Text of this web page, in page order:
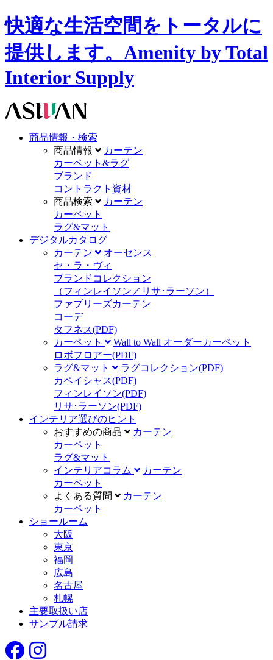
快適な生活空間をトータルに
提供します。Amenity by Total
Interior Supply
商品情報・検索
商品情報
カーテン
カーペット&ラグ
ブランド
コントラクト資材
商品検索
カーテン
カーペット
ラグ&マット
デジタルカタログ
カーテン
オーセンス
セ・ラ・ヴィ
ブランドコレクション
（フィンレイソン／リサ･ラーソン）
ファブリーズカーテン
コーデ
タフネス(PDF)
カーペット
Wall to Wall オーダーカーペット
ロボフロアー(PDF)
ラグ&マット
ラグコレクション(PDF)
カペイシャス(PDF)
フィンレイソン(PDF)
リサ･ラーソン(PDF)
インテリア選びのヒント
おすすめの商品
カーテン
カーペット
ラグ&マット
インテリアコラム
カーテン
カーペット
よくある質問
カーテン
カーペット
ショールーム
大阪
東京
福岡
広島
名古屋
札幌
主要取扱い店
サンプル請求